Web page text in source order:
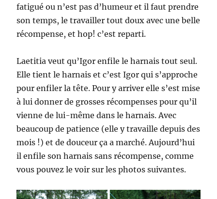
fatigué ou n’est pas d’humeur et il faut prendre
son temps, le travailler tout doux avec une belle
récompense, et hop! c’est reparti.
Laetitia veut qu’Igor enfile le harnais tout seul.
Elle tient le harnais et c’est Igor qui s’approche
pour enfiler la tête. Pour y arriver elle s’est mise
à lui donner de grosses récompenses pour qu’il
vienne de lui-même dans le harnais. Avec
beaucoup de patience (elle y travaille depuis des
mois !) et de douceur ça a marché. Aujourd’hui
il enfile son harnais sans récompense, comme
vous pouvez le voir sur les photos suivantes.